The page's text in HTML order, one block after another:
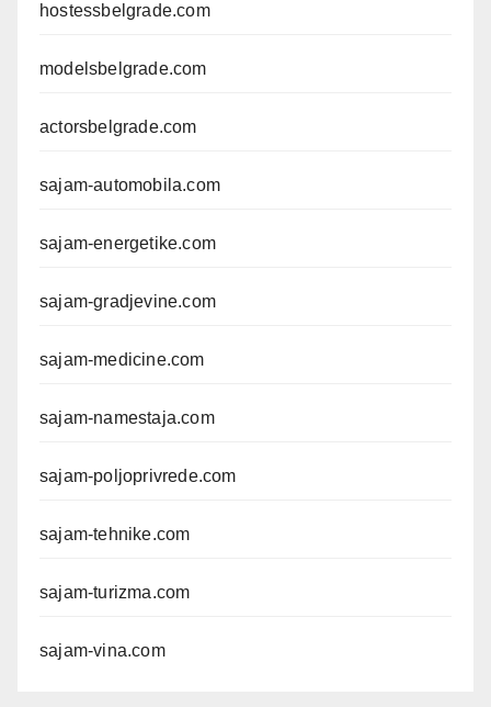
hostessbelgrade.com
modelsbelgrade.com
actorsbelgrade.com
sajam-automobila.com
sajam-energetike.com
sajam-gradjevine.com
sajam-medicine.com
sajam-namestaja.com
sajam-poljoprivrede.com
sajam-tehnike.com
sajam-turizma.com
sajam-vina.com